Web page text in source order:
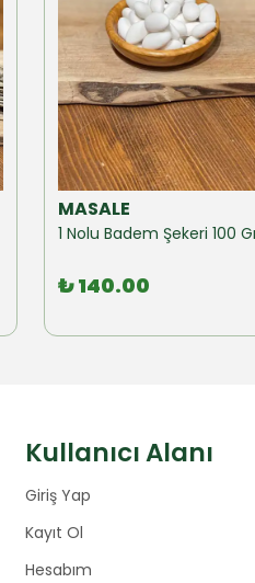
MASALE
1 Nolu Badem Şekeri 100
₺ 140.00
Kullanıcı Alanı
Giriş Yap
Kayıt Ol
Hesabım